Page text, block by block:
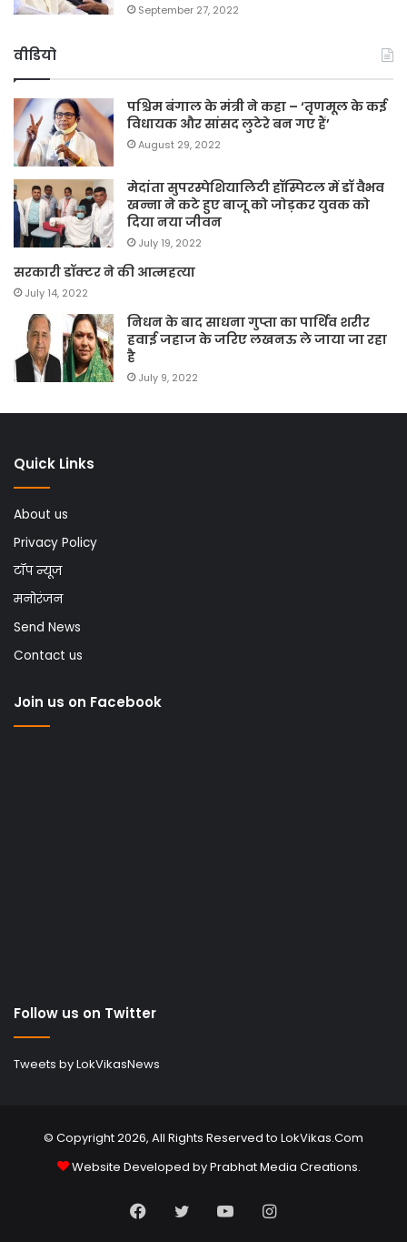
September 27, 2022
वीडियो
पश्चिम बंगाल के मंत्री ने कहा – ‘तृणमूल के कई
विधायक और सांसद लुटेरे बन गए हैं’
August 29, 2022
मेदांता सुपरस्पेशियालिटी हॉस्पिटल में डॉ वैभव
खन्ना ने कटे हुए बाजू को जोड़कर युवक को
दिया नया जीवन
July 19, 2022
सरकारी डॉक्टर ने की आत्महत्या
July 14, 2022
निधन के बाद साधना गुप्ता का पार्थिव शरीर
हवाई जहाज के जरिए लखनऊ ले जाया जा रहा
है
July 9, 2022
Quick Links
About us
Privacy Policy
टॉप न्यूज
मनोरंजन
Send News
Contact us
Join us on Facebook
Follow us on Twitter
Tweets by LokVikasNews
© Copyright 2026, All Rights Reserved to LokVikas.Com
Website Developed byPrabhat Media Creations.
Facebook
TwitterYouTubeInstagram